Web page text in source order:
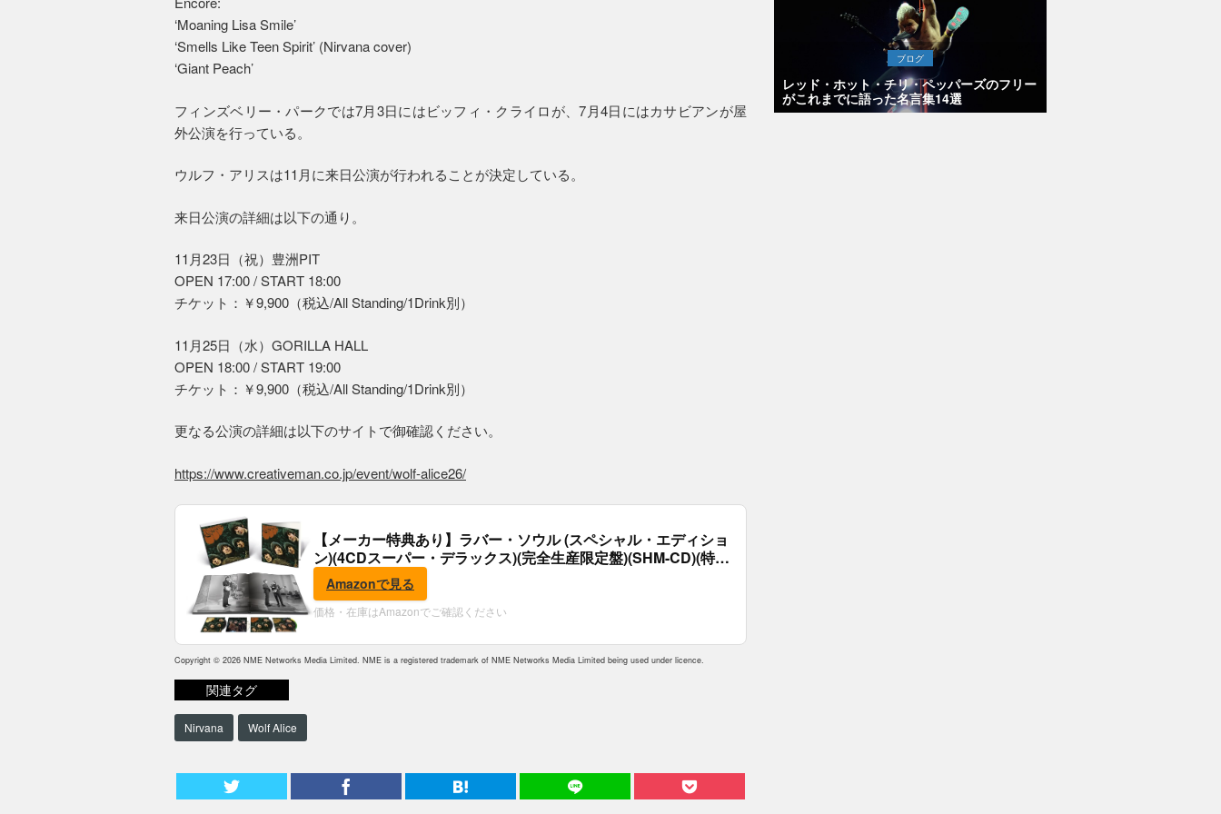
‘Moaning Lisa Smile’
‘Smells Like Teen Spirit’ (Nirvana cover)
‘Giant Peach’
フィンズベリー・パークでは7月3日にはビッフィ・クライロが、7月4日にはカサビアンが屋
外公演を行っている。
ウルフ・アリスは11月に来日公演が行われることが決定している。
来日公演の詳細は以下の通り。
11月23日（祝）豊洲PIT
OPEN 17:00 / START 18:00
チケット：￥9,900（税込/All Standing/1Drink別）
11月25日（水）GORILLA HALL
OPEN 18:00 / START 19:00
チケット：￥9,900（税込/All Standing/1Drink別）
更なる公演の詳細は以下のサイトで御確認ください。
https://www.creativeman.co.jp/event/wolf-alice26/
【メーカー特典あり】ラバー・ソウル (スペシャル・エディショ
ン)(4CDスーパー・デラックス)(完全生産限定盤)(SHM-CD)(特
典:B2ポスター付)
Amazonで見る
価格・在庫はAmazonでご確認ください
Copyright © 2026 NME Networks Media Limited. NME is a registered trademark of NME Networks Media Limited being used under licence.
関連タグ
Nirvana Wolf Alice
ブログ
レッド・ホット・チリ・ペッパーズのフリー
がこれまでに語った名言集14選